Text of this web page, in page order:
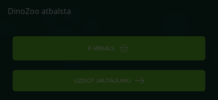
DinoZoo atbalsta
E-VEIKALS
UZDOT JAUTĀJUMU